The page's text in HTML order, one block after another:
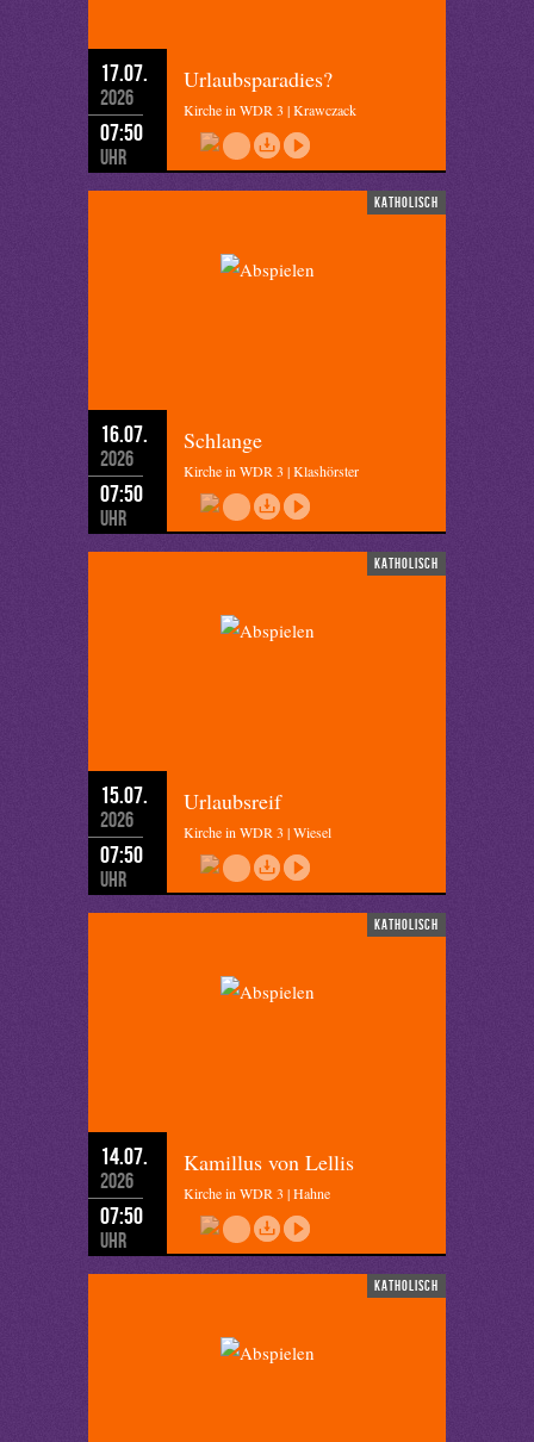
17.07.
2026
07:50
Uhr
Urlaubsparadies?
Kirche in WDR 3 | Krawczack
katholisch
16.07.
2026
07:50
Uhr
Schlange
Kirche in WDR 3 | Klashörster
katholisch
15.07.
2026
07:50
Uhr
Urlaubsreif
Kirche in WDR 3 | Wiesel
katholisch
14.07.
2026
07:50
Uhr
Kamillus von Lellis
Kirche in WDR 3 | Hahne
katholisch